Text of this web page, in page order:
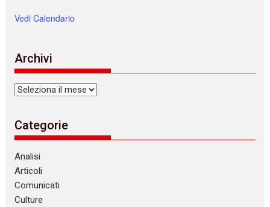
Vedi Calendario
Archivi
Archivi
Categorie
Analisi
Articoli
Comunicati
Culture